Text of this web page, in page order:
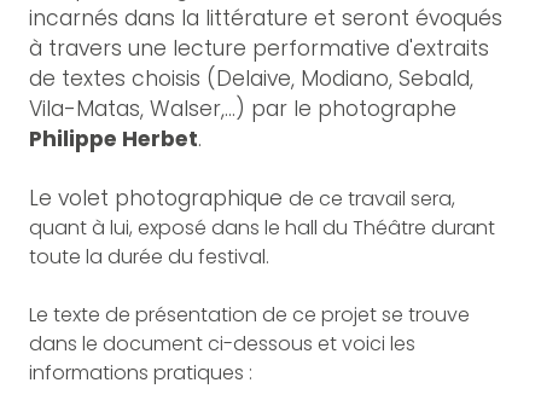
incarnés dans la littérature et seront évoqués
à travers une lecture performative d'extraits
de textes choisis (Delaive, Modiano, Sebald,
Vila-Matas, Walser,...) par le photographe
Philippe Herbet.
Le volet photographique de ce travail sera,
quant à lui, exposé dans le hall du Théâtre durant
toute la durée du festival.
Le texte de présentation de ce projet se trouve
dans le document ci-dessous et voici les
informations pratiques :